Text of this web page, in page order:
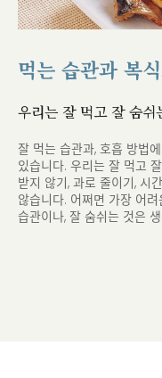
먹는 습관과 복
우리는 잘 먹고 잘 숨쉬
잘 먹는 습관과, 호흡 방법
있습니다. 우리는 잘 먹고
받지 않기, 과로 줄이기, 시
않습니다. 어쩌면 가장 어
습관이나, 잘 숨쉬는 것은